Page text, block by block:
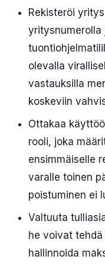
Rekisteröi
yritysnumerolla
olevalla
vastauksilla
koskeviin
Ottakaa
rooli, joka
ensimmäiselle
varalle toinen
poistuminen ei
Valtuuta
he voivat
hallinnoida